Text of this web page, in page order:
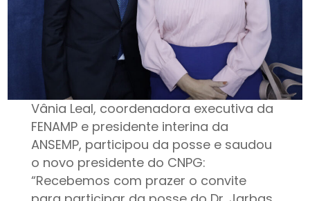
Vânia Leal, coordenadora executiva da
FENAMP e presidente interina da
ANSEMP, participou da posse e saudou
o novo presidente do CNPG:
“Recebemos com prazer o convite